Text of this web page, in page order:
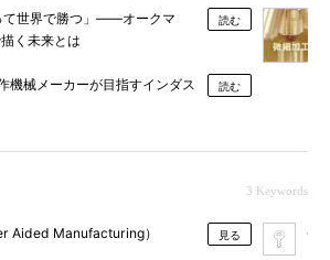
て世界で勝つ」――オークマ
く未来とは
読む
機械メーカーが目指すインダス
読む
3 Keywords
Aided Manufacturing） 見る